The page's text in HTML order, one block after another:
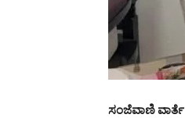
ಸಂಜೆವಾಣಿ ವಾರ್ತೆ